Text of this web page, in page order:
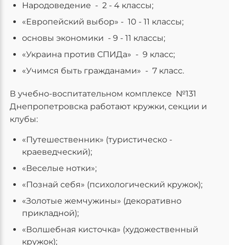
Народоведение - 2 - 4 классы;
«Европейский выбор» - 10 - 11 классы;
основы экономики - 9 - 11 классы;
«Украина против СПИДа» - 9 класс;
«Учимся быть гражданами» - 7 класс.
В учебно-воспитательном комплексе №131
Днепропетровска работают кружки, секции и
клубы:
«Путешественник» (туристическо -
краеведческий);
«Веселые нотки»;
«Познай себя» (психологический кружок);
«Золотые жемчужины» (декоративно
прикладной);
«Волшебная кисточка» (художественный
кружок);